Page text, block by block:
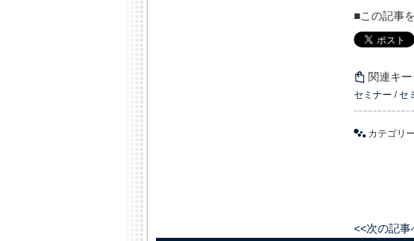
■この記事
関連キ
セミナー /セ
カテゴリ
<<次の記事